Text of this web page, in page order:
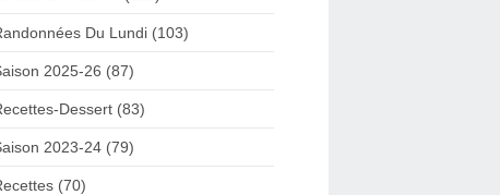
Du Lundi (103)
2025-26 (87)
Dessert (83)
2023-24 (79)
(70)